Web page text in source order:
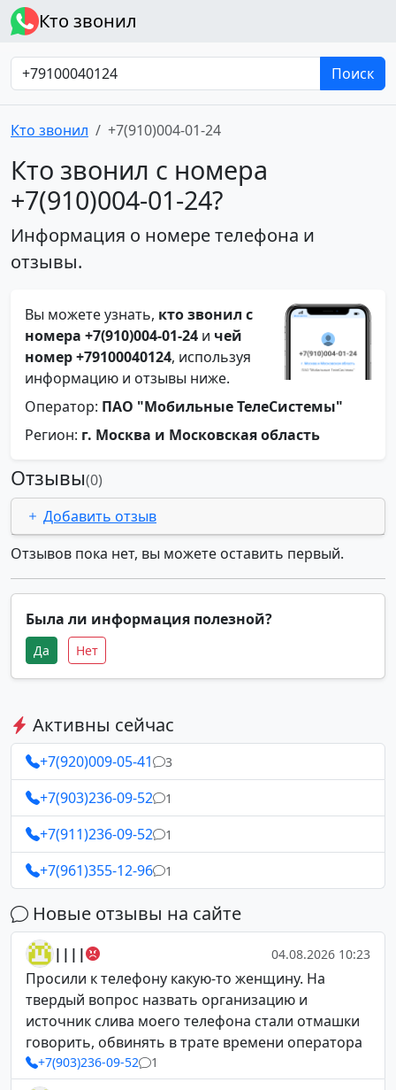
Кто звонил
Поиск
Кто звонил +7(910)004-01-24
Кто звонил с номера
+7(910)004-01-24?
Информация о номере телефона и
отзывы.
Вы можете узнать, кто звонил с
номера +7(910)004-01-24 и чей
номер +79100040124, используя
информацию и отзывы ниже.
Оператор: ПАО "Мобильные ТелеСистемы"
Регион: г. Москва и Московская область
Отзывы(0)
Добавить отзыв
Отзывов пока нет, вы можете оставить первый.
Была ли информация полезной?
Да Нет
Активны сейчас
+7(920)009-05-41 3
+7(903)236-09-52 1
+7(911)236-09-52 1
+7(961)355-12-96 1
Новые отзывы на сайте
|||| 04.08.2026 10:23
Просили к телефону какую-то женщину. На
твердый вопрос назвать организацию и
источник слива моего телефона стали отмашки
говорить, обвинять в трате времени оператора
+7(903)236-09-52 1